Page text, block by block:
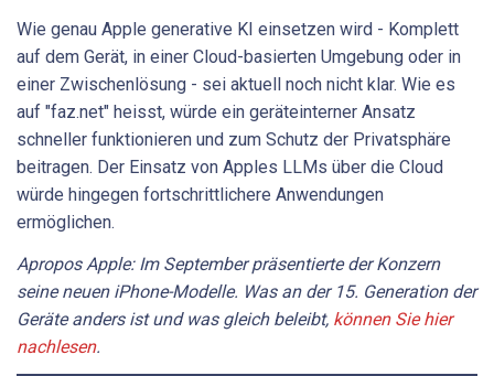
Wie genau Apple generative KI einsetzen wird - Komplett
auf dem Gerät, in einer Cloud-basierten Umgebung oder in
einer Zwischenlösung - sei aktuell noch nicht klar. Wie es
auf "faz.net" heisst, würde ein geräteinterner Ansatz
schneller funktionieren und zum Schutz der Privatsphäre
beitragen. Der Einsatz von Apples LLMs über die Cloud
würde hingegen fortschrittlichere Anwendungen
ermöglichen.
Apropos Apple: Im September präsentierte der Konzern
seine neuen iPhone-Modelle. Was an der 15. Generation der
Geräte anders ist und was gleich beleibt, können Sie hier
nachlesen.